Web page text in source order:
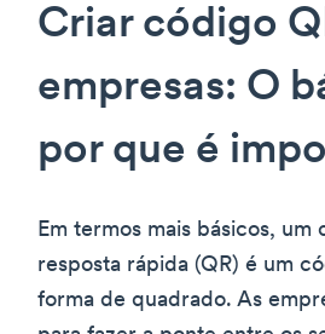
Criar código
empresas: O
por que é
Em termos mais básicos, um
resposta rápida (QR) é um
forma de quadrado. As